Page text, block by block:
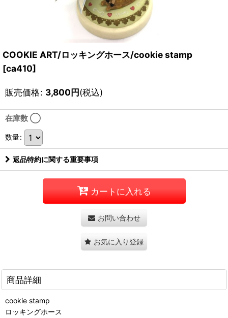
COOKIE ART/ロッキングホース/cookie stamp
[ca410]
販売価格: 3,800円(税込)
在庫数 ◯
数量:
返品特約に関する重要事項
カートに入れる
お問い合わせ
お気に入り登録
商品詳細
cookie stamp
ロッキングホース